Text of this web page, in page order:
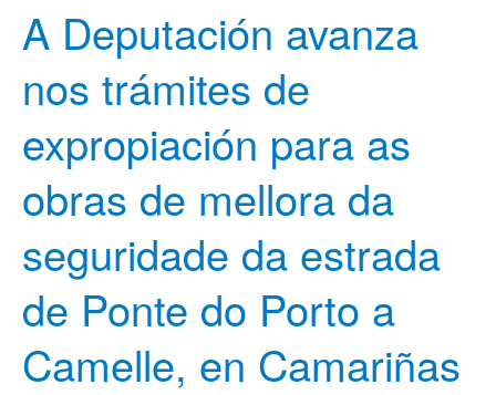
A Deputación avanza
nos trámites de
expropiación para as
obras de mellora da
seguridade da estrada
de Ponte do Porto a
Camelle, en Camariñas